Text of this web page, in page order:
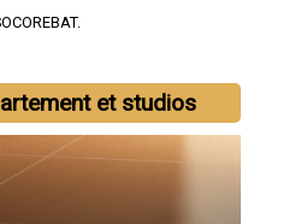
et studios